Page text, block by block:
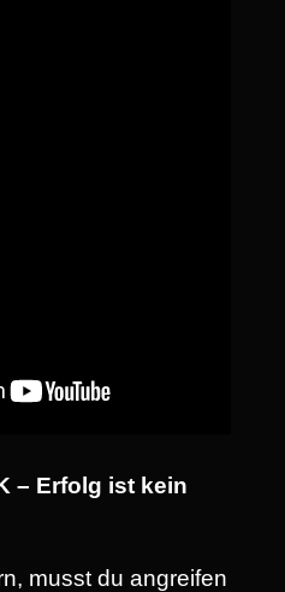
– Erfolg ist kein
musst du angreifen